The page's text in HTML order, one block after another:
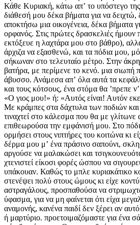
Κάθε Κυριακή, κάτω απʼ το υπόστεγο της
διάθεσή μου δέκα βήματα για να δειχτώ,
αποκτήσω μια οικογένεια, δέκα βήματα
ορφανός. Στις πρώτες δρασκελιές ήμουν
εκτόξευε η λαχτάρα μου στο βάθρο),
άρχιζα να εξασθενώ, και τα πόδια μου,
σήκωναν στο τελευταίο μέτρο. Στην
βατήρα, με περίμενε το κενό. μια σιωπή
άβυσσο. Ανάμεσα απʼ όλα αυτά τα
και τους κότσους, ένα στόμα θα ʼπρεπε
«Ο γιος μου!» ή: «Αυτός είναι! Αυτόν
Με κράμπες στα δάχτυλα των ποδιών
τιναχτεί στο κάλεσμα που θα με γλίτωνε
επιθεωρούσα την εμφάνισή μου. Στο πόδι
ορμήσει στους νιπτήρες του κοιτώνα κι
δέρμα μου μʼ ένα πράσινο σαπούνι,
αργούσε να μαλακώσει και
χτενιστεί είκοσι φορές ώσπου να
υπάκουαν. Καθώς το μπλε κυριακάτικο
στενέψει πολύ στους ώμους κι είχε
αστραγάλους, προσπαθούσα να
ύφασμα, για να μη φαίνεται ότι είχα
αναμονής, κανένα παιδί δεν ξέρει αν
ή μαρτύριο. προετοιμαζόμαστε για ένα